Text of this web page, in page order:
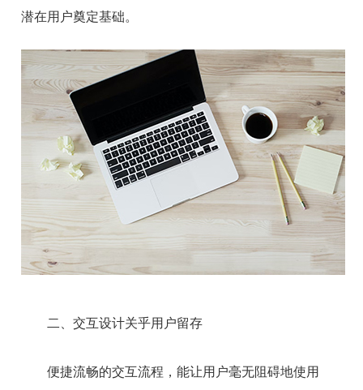
潜在用户奠定基础。
二、交互设计关乎用户留存
便捷流畅的交互流程，能让用户毫无阻碍地使用